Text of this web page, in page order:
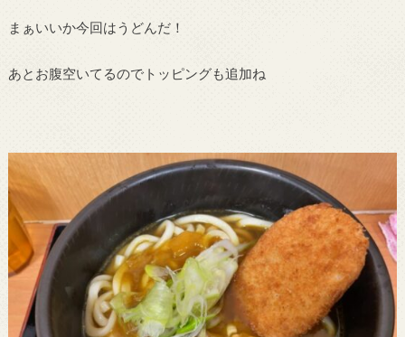
まぁいいか今回はうどんだ！
あとお腹空いてるのでトッピングも追加ね